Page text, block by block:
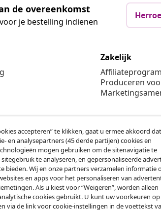
de overeenkomst
je bestelling indienen
Zakelijk
Produceren
accepteren” te klikken, gaat u ermee akkoord
en analysepartners (45 derde partijen) cookies en
mogen gebruiken om de sitenavigatie te
te analyseren, en gepersonaliseerde
bieden. Wij en onze partners verzamelen informatie
en apps voor het personaliseren van
Als u kiest voor “Weigeren”, worden alleen
cookies gebruikt. U kunt uw voorkeuren
via de link voor cookie-instellingen in de voettekst